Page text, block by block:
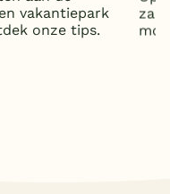
vakantiepark
onze tips.